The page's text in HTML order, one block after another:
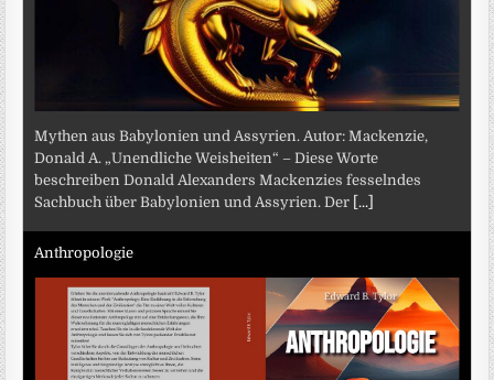
Mythen aus Babylonien und Assyrien. Autor: Mackenzie,
Donald A. „Unendliche Weisheiten“ – Diese Worte
beschreiben Donald Alexanders Mackenzies fesselndes
Sachbuch über Babylonien und Assyrien. Der [...]
Anthropologie